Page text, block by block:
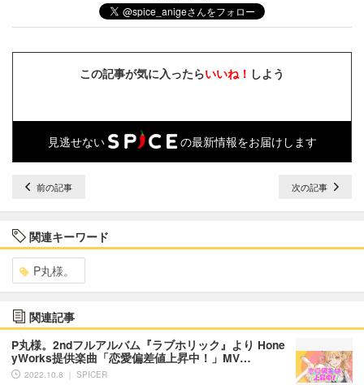
この記事が気に入ったらいいね！ しよう
見逃せない の最新情報をお届けします
前の記事 次の記事
関連キーワード
P丸様。
関連記事
P丸様。2ndフルアルバム『ラブホリック』より Hone
yWorks提供楽曲「恋愛偏差値上昇中！」MV…
2022.10.8 ｜ SPICER